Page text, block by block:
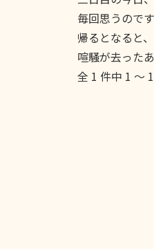
毎回思うので
帰るとなると
喧騒が去った
全 1 件中 1 〜